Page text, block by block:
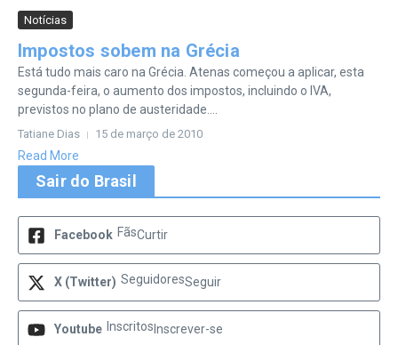
Notícias
Impostos sobem na Grécia
Está tudo mais caro na Grécia. Atenas começou a aplicar, esta
segunda-feira, o aumento dos impostos, incluindo o IVA,
previstos no plano de austeridade....
Tatiane Dias 15 de março de 2010
Read More
Sair do Brasil
Facebook FãsCurtir
X (Twitter) SeguidoresSeguir
Youtube Inscritos Inscrever-se